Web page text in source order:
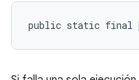
public static final